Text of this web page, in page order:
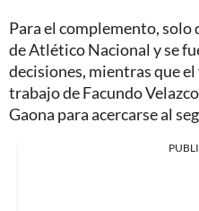
Para el complemento,
de Atlético Nacional y se
decisiones, mientras que
trabajo de Facundo
Gaona para acercarse al